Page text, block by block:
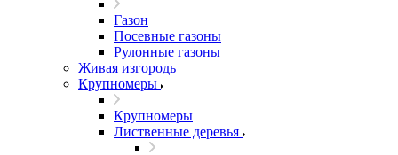
Газон
Посевные газоны
Рулонные газоны
Живая изгородь
Крупномеры
Крупномеры
Лиственные деревья